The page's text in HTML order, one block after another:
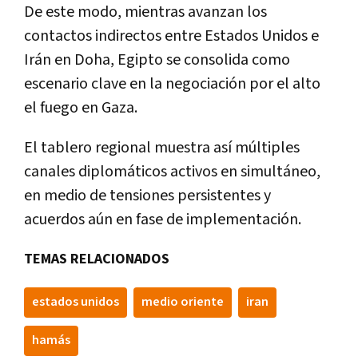
De este modo, mientras avanzan los
contactos indirectos entre Estados Unidos e
Irán en Doha, Egipto se consolida como
escenario clave en la negociación por el alto
el fuego en Gaza.
El tablero regional muestra así múltiples
canales diplomáticos activos en simultáneo,
en medio de tensiones persistentes y
acuerdos aún en fase de implementación.
TEMAS RELACIONADOS
estados unidos medio oriente iran
hamás